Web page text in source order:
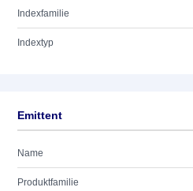
Indexfamilie
Indextyp
Emittent
Name
Produktfamilie